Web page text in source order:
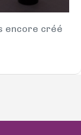
encore créé